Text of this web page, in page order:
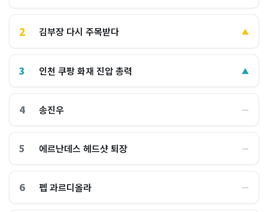
2 김부장 다시 주목받다 ▲
3 인천 쿠팡 화재 진압 총력 ▲
4 송진우 ―
5 에르난데스 헤드샷 퇴장 ―
6 펩 과르디올라 ―